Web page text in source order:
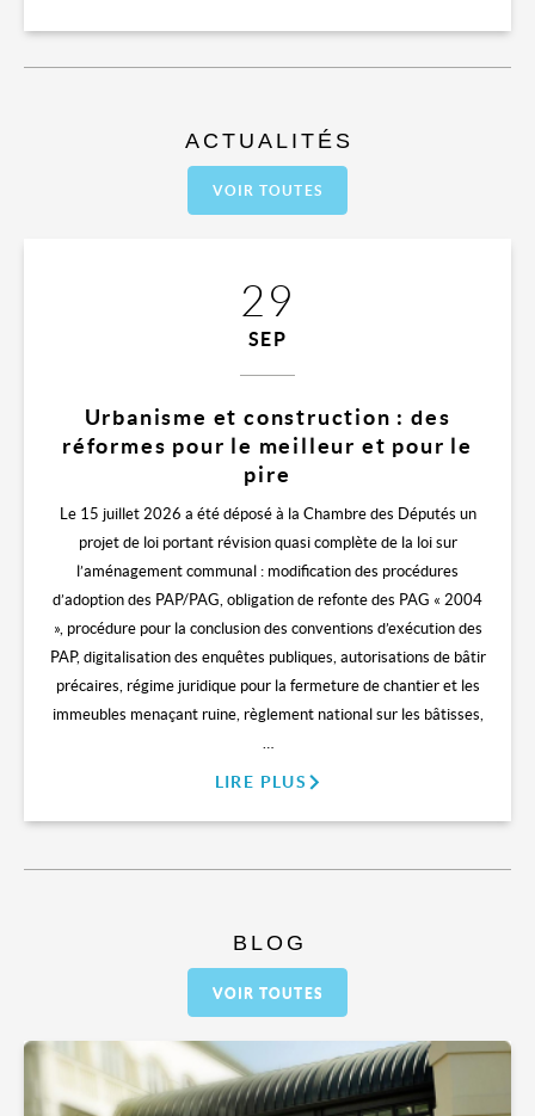
ACTUALITÉS
VOIR TOUTES
29
SEP
Urbanisme et construction : des
réformes pour le meilleur et pour le
pire
Le 15 juillet 2026 a été déposé à la Chambre des Députés un
projet de loi portant révision quasi complète de la loi sur
l’aménagement communal : modification des procédures
d’adoption des PAP/PAG, obligation de refonte des PAG « 2004
», procédure pour la conclusion des conventions d’exécution des
PAP, digitalisation des enquêtes publiques, autorisations de bâtir
précaires, régime juridique pour la fermeture de chantier et les
immeubles menaçant ruine, règlement national sur les bâtisses,
…
LIRE PLUS
BLOG
VOIR TOUTES